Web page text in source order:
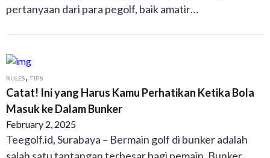
pertanyaan dari para pegolf, baik amatir…
RULES TIPS
Catat! Ini yang Harus Kamu Perhatikan Ketika Bola
Masuk ke Dalam Bunker
February 2, 2025
Teegolf.id, Surabaya – Bermain golf di bunker adalah